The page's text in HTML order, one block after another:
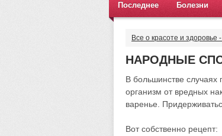
Последнее Болезни
Все о красоте и здоровье
НАРОДНЫЕ
В большинстве
организм от вредных
варенье.
Вот собственно рецепт: